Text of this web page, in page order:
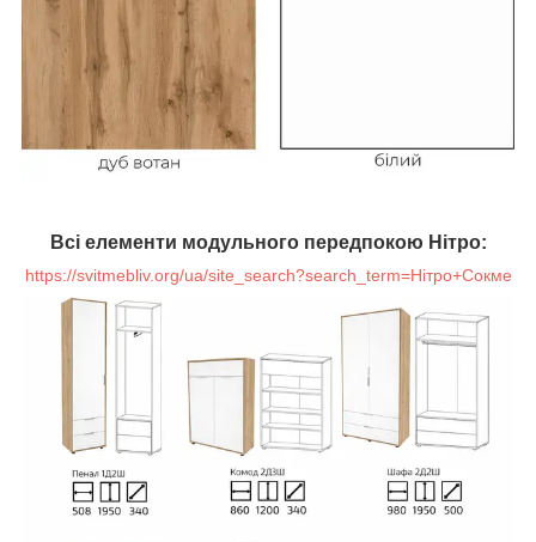
Всі елементи модульного передпокою Нітро:
https://svitmebliv.org/ua/site_search?search_term=Нітро+Сокме